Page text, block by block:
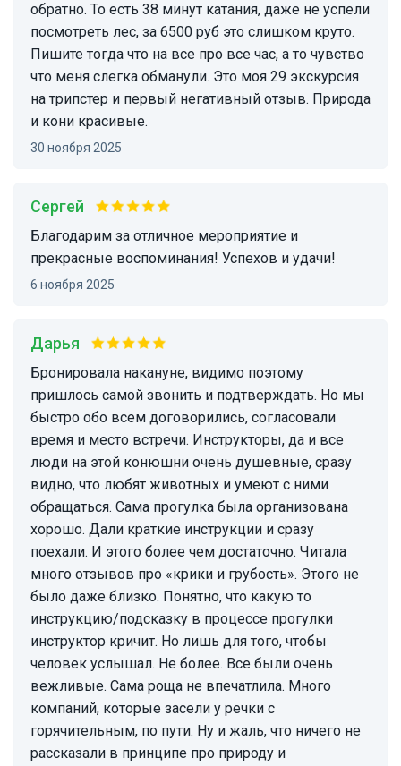
обратно. То есть 38 минут катания, даже не успели
посмотреть лес, за 6500 руб это слишком круто.
Пишите тогда что на все про все час, а то чувство
что меня слегка обманули. Это моя 29 экскурсия
на трипстер и первый негативный отзыв. Природа
и кони красивые.
30 ноября 2025
Сергей
Благодарим за отличное мероприятие и
прекрасные воспоминания! Успехов и удачи!
6 ноября 2025
Дарья
Бронировала накануне, видимо поэтому
пришлось самой звонить и подтверждать. Но мы
быстро обо всем договорились, согласовали
время и место встречи. Инструкторы, да и все
люди на этой конюшни очень душевные, сразу
видно, что любят животных и умеют с ними
обращаться. Сама прогулка была организована
хорошо. Дали краткие инструкции и сразу
поехали. И этого более чем достаточно. Читала
много отзывов про «крики и грубость». Этого не
было даже близко. Понятно, что какую то
инструкцию/подсказку в процессе прогулки
инструктор кричит. Но лишь для того, чтобы
человек услышал. Не более. Все были очень
вежливые. Сама роща не впечатлила. Много
компаний, которые засели у речки с
горячительным, по пути. Ну и жаль, что ничего не
рассказали в принципе про природу и